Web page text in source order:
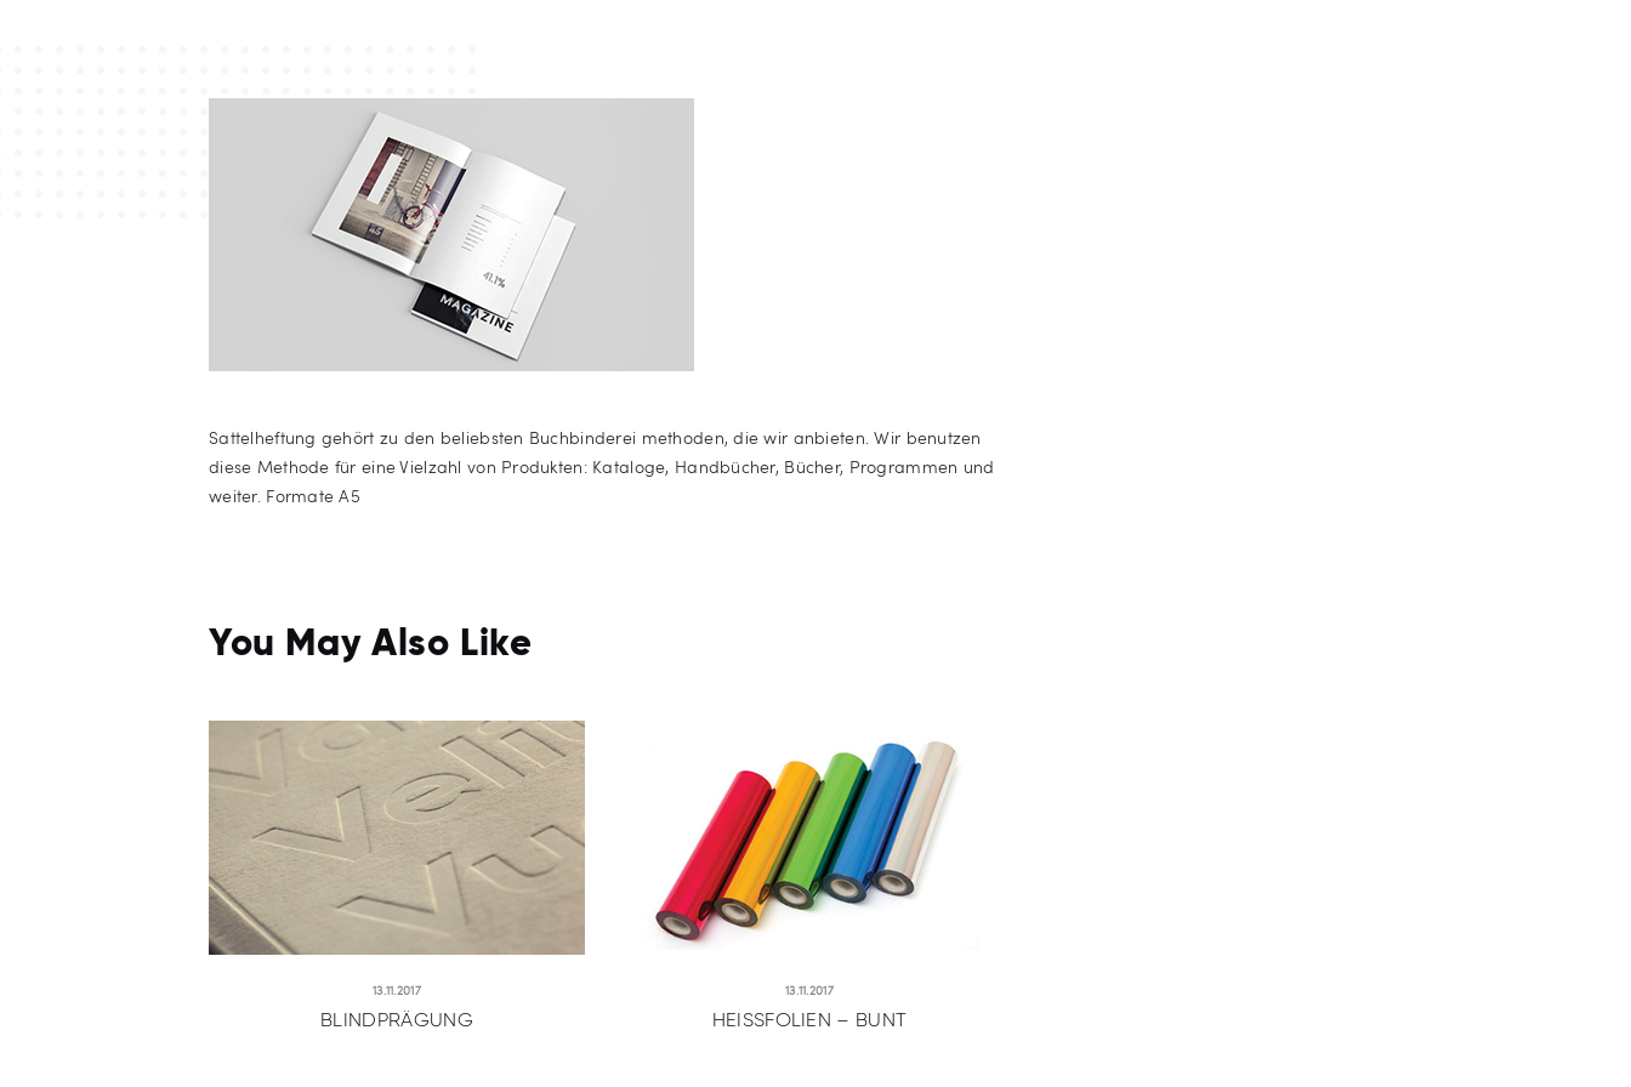
Sattelheftung gehört zu den beliebsten Buchbinderei methoden, die wir anbieten. Wir benutzen
diese Methode für eine Vielzahl von Produkten: Kataloge, Handbücher, Bücher, Programmen und
weiter. Formate A5
You May Also Like
13.11.2017
BLINDPRÄGUNG
13.11.2017
HEISSFOLIEN – BUNT